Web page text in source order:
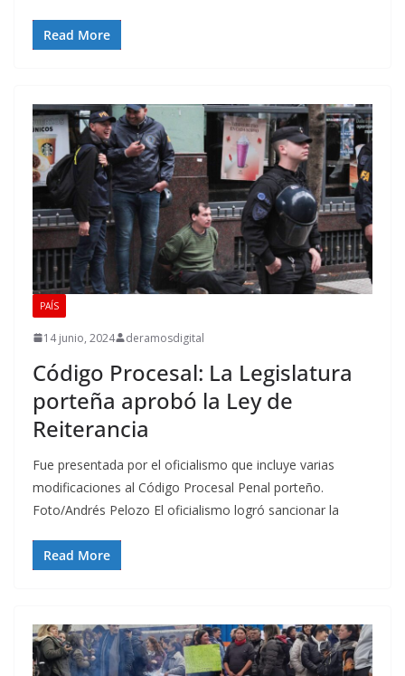
Read More
PAÍS
14 junio, 2024 deramosdigital
Código Procesal: La Legislatura
porteña aprobó la Ley de
Reiterancia
Fue presentada por el oficialismo que incluye varias
modificaciones al Código Procesal Penal porteño.
Foto/Andrés Pelozo El oficialismo logró sancionar la
Read More